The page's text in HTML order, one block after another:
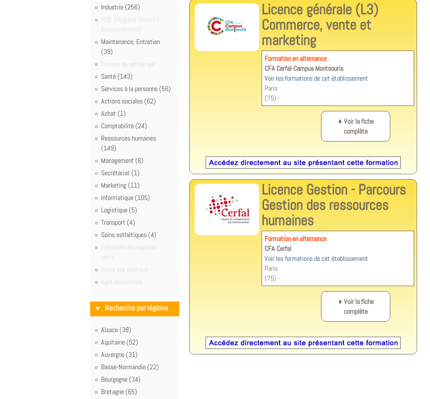
Industrie (256)
HSE (Hygiène-Sécurité-
Environnement)
Maintenance, Entretien
(39)
Service de nettoyage
Santé (143)
Services à la personne (56)
Actions sociales (62)
Achat (1)
Comptabilité (24)
Ressources humaines
(149)
Management (6)
Secrétariat (1)
Marketing (11)
Informatique (105)
Logistique (5)
Transport (4)
Soins esthétiques (4)
Entretien des espaces
verts
Soins aux animaux
Agro alimentaire
Recherche par régions
Alsace (38)
Aquitaine (52)
Auvergne (31)
Basse-Normandie (22)
Bourgogne (34)
Bretagne (65)
Licence générale (L3)
Commerce, vente et
marketing
Formation en alternance
CFA Cerfal-Campus Montsouris
Voir les formations de cet établissement
Paris
(75) -
Voir la fiche
complète
Licence Gestion - Parcours
Gestion des ressources
humaines
Formation en alternance
CFA Cerfal
Voir les formations de cet établissement
Paris
(75) -
Voir la fiche
complète